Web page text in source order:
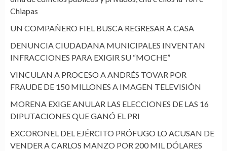
Chiapas
UN COMPAÑERO FIEL BUSCA REGRESAR A CASA
DENUNCIA CIUDADANA MUNICIPALES INVENTAN
INFRACCIONES PARA EXIGIR SU “MOCHE”
VINCULAN A PROCESO A ANDRÉS TOVAR POR
FRAUDE DE 150 MILLONES A IMAGEN TELEVISIÓN
MORENA EXIGE ANULAR LAS ELECCIONES DE LAS 16
DIPUTACIONES QUE GANÓ EL PRI
EXCORONEL DEL EJÉRCITO PRÓFUGO LO ACUSAN DE
VENDER A CARLOS MANZO POR 200 MIL DÓLARES